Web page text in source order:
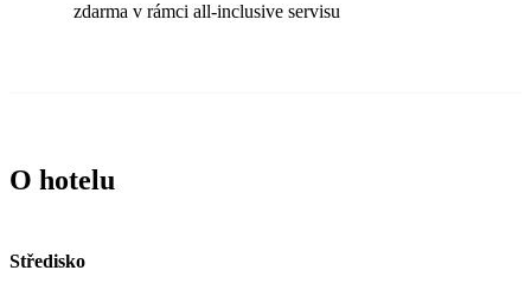
zdarma v rámci all-inclusive servisu
O hotelu
Středisko